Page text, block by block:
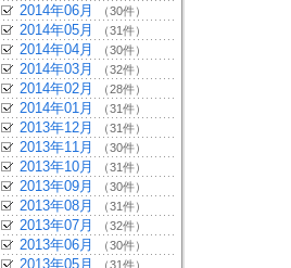
2014年06月 （30件）
2014年05月 （31件）
2014年04月 （30件）
2014年03月 （32件）
2014年02月 （28件）
2014年01月 （31件）
2013年12月 （31件）
2013年11月 （30件）
2013年10月 （31件）
2013年09月 （30件）
2013年08月 （31件）
2013年07月 （32件）
2013年06月 （30件）
2013年05月 （31件）